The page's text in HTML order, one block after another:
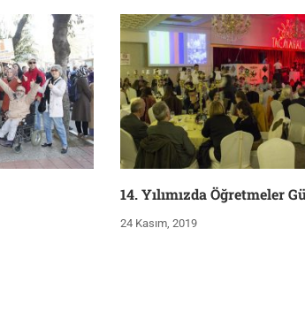
14. Yılımızda Öğretmeler
24 Kasım, 2019